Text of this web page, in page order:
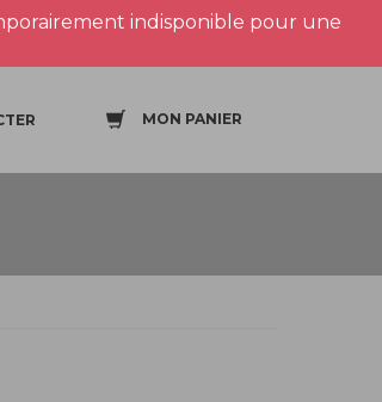
indisponible pour une
MON PANIER